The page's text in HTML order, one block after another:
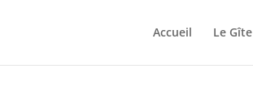
Accueil Le Gîte